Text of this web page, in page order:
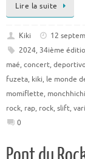
Lire la suite
Kiki 12
2024, 34ième
maé, concert,
fuzeta, kiki, le monde
momiflette, monchhichi
rock, rap, rock, slift,
0